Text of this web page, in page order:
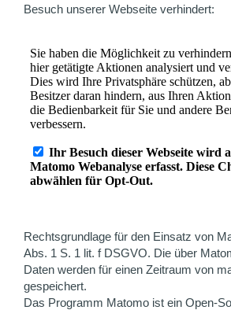
Besuch unserer Webseite verhindert:
Rechtsgrundlage für den Einsatz von
Abs. 1 S. 1 lit. f DSGVO. Die über
Daten werden für einen Zeitraum von
gespeichert.
Das Programm Matomo ist ein Open-